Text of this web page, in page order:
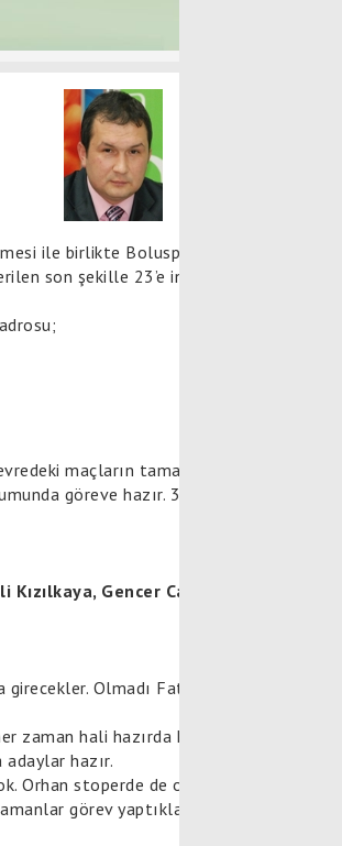
ile birlikte Boluspor’da hedefe
son şekille 23’e indirilirken ekibimiz
maçların tamamında forma giyen
göreve hazır. 3. kalecimiz Burak
Gencer Cansev, Cemil
Olmadı Fatih Gül’de, Alp’te
hali hazırda küçük bir aksamada
hazır.
Orhan stoperde de oynayabilir, Hakan
görev yaptıkları gibi burada